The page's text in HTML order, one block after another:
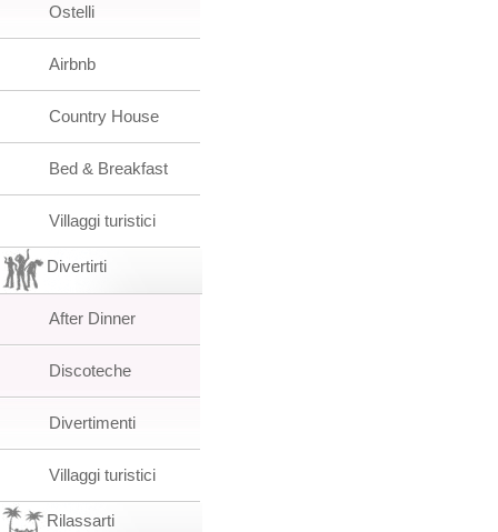
Ostelli
Airbnb
Country House
Bed & Breakfast
Villaggi turistici
Divertirti
After Dinner
Discoteche
Divertimenti
Villaggi turistici
Rilassarti